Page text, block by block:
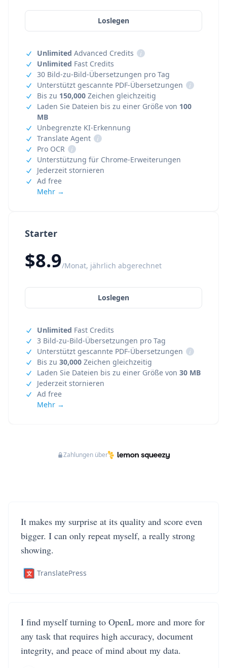
Starter
$8.9/Monat, jährlich abgerechnet
Loslegen
Unlimited Fast Credits
3 Bild-zu-Bild-Übersetzungen pro Tag
Unterstützt gescannte PDF-Übersetzungen
i
Bis zu 30,000 Zeichen gleichzeitig
Laden Sie Dateien bis zu einer Größe von 30 MB
Jederzeit stornieren
Ad free
Mehr →
Loslegen
Unlimited Advanced Credits
i
Unlimited Fast Credits
30 Bild-zu-Bild-Übersetzungen pro Tag
Unterstützt gescannte PDF-Übersetzungen
i
Bis zu 150,000 Zeichen gleichzeitig
Laden Sie Dateien bis zu einer Größe von 100
MB
Unbegrenzte KI-Erkennung
Translate Agent
i
Pro OCR
i
Unterstützung für Chrome-Erweiterungen
Jederzeit stornieren
Ad free
Mehr →
Zahlungen über
It makes my surprise at its quality and score even
bigger. I can only repeat myself, a really strong
showing.
TranslatePress
I find myself turning to OpenL more and more for
any task that requires high accuracy, document
integrity, and peace of mind about my data.